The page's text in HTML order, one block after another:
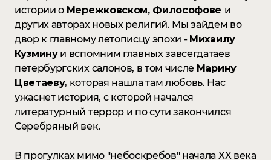
истории о Мережковском, Философове и
других авторах новых религий. Мы зайдем во
двор к главному летописцу эпохи - Михаилу
Кузминуи вспомним главных завсегдатаев
петербургских салонов, в том числе Марину
Цветаеву, которая нашла там любовь. Нас
ужаснет история, с которой начался
литературный террор и по сути закончился
Серебряный век.
В прогулках мимо "небоскребов" начала XX века